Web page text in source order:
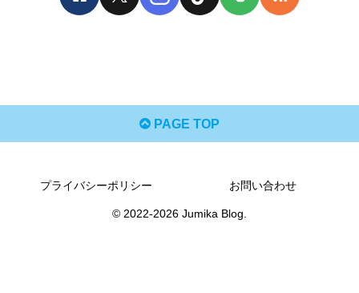
PAGE TOP
プライバシーポリシー お問い合わせ
© 2022-2026 Jumika Blog.